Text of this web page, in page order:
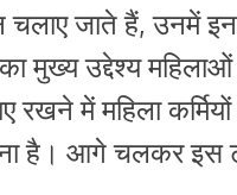
जाते हैं, उनमें
मुख्य उद्देश्य
रखने में महिला
है। आगे चलकर इस